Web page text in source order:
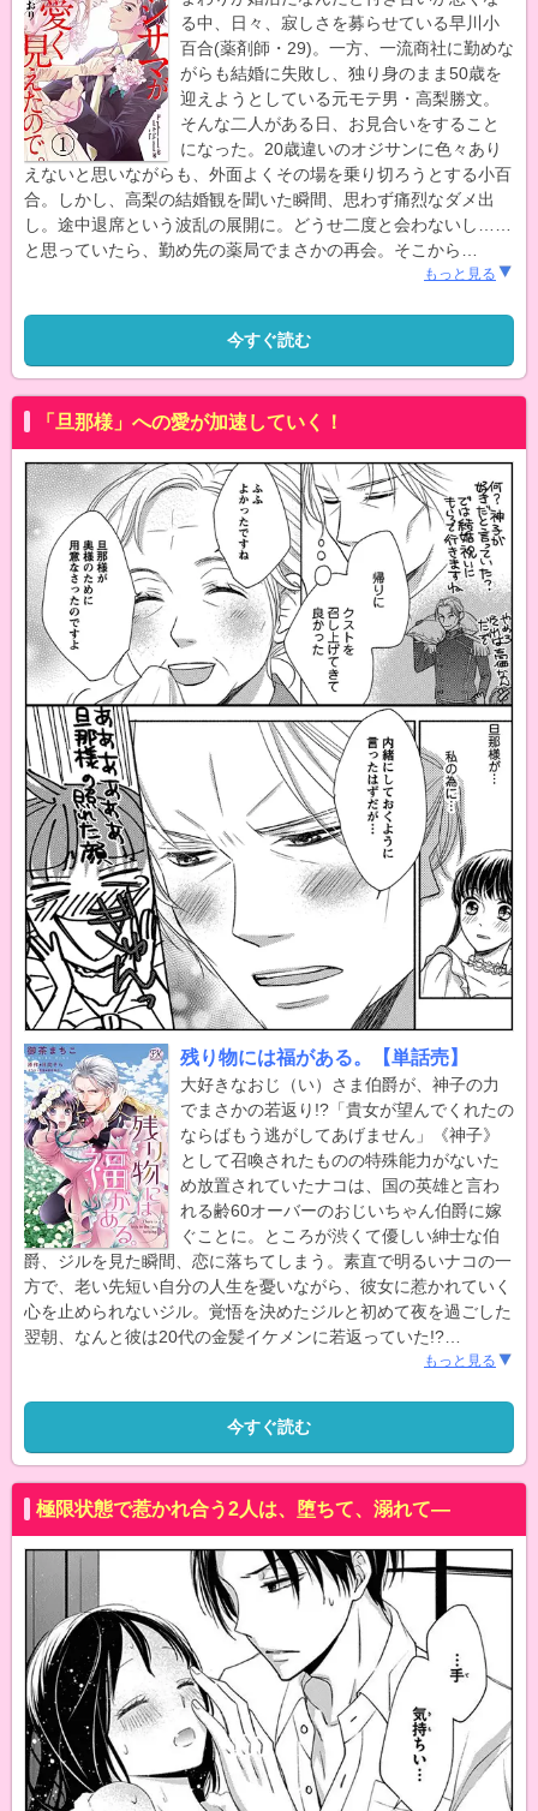
る中、日々、寂しさを募らせている早川小
百合(薬剤師・29)。一方、一流商社に勤めな
がらも結婚に失敗し、独り身のまま50歳を
迎えようとしている元モテ男・高梨勝文。
そんな二人がある日、お見合いをすること
になった。20歳違いのオジサンに色々あり
えないと思いながらも、外面よくその場を乗り切ろうとする小百
合。しかし、高梨の結婚観を聞いた瞬間、思わず痛烈なダメ出
し。途中退席という波乱の展開に。どうせ二度と会わないし……
と思っていたら、勤め先の薬局でまさかの再会。そこから
もっと見る
今すぐ読む
「旦那様」への愛が加速していく！
残り物には福がある。【単話売】
大好きなおじ（い）さま伯爵が、神子の力
でまさかの若返り!?「貴女が望んでくれたの
ならばもう逃がしてあげません」《神子》
として召喚されたものの特殊能力がないた
め放置されていたナコは、国の英雄と言わ
れる齢60オーバーのおじいちゃん伯爵に嫁
ぐことに。ところが渋くて優しい紳士な伯
爵、ジルを見た瞬間、恋に落ちてしまう。素直で明るいナコの一
方で、老い先短い自分の人生を憂いながら、彼女に惹かれていく
心を止められないジル。覚悟を決めたジルと初めて夜を過ごした
翌朝、なんと彼は20代の金髪イケメンに若返っていた!?
もっと見る
今すぐ読む
極限状態で惹かれ合う2人は、堕ちて、溺れて―